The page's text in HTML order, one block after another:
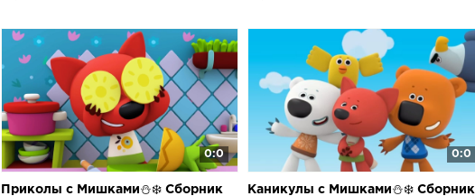
0:0
Приколы с Мишками⛄❄️ Сборник
0:0
Каникулы с Мишками⛄❄️ Сборник